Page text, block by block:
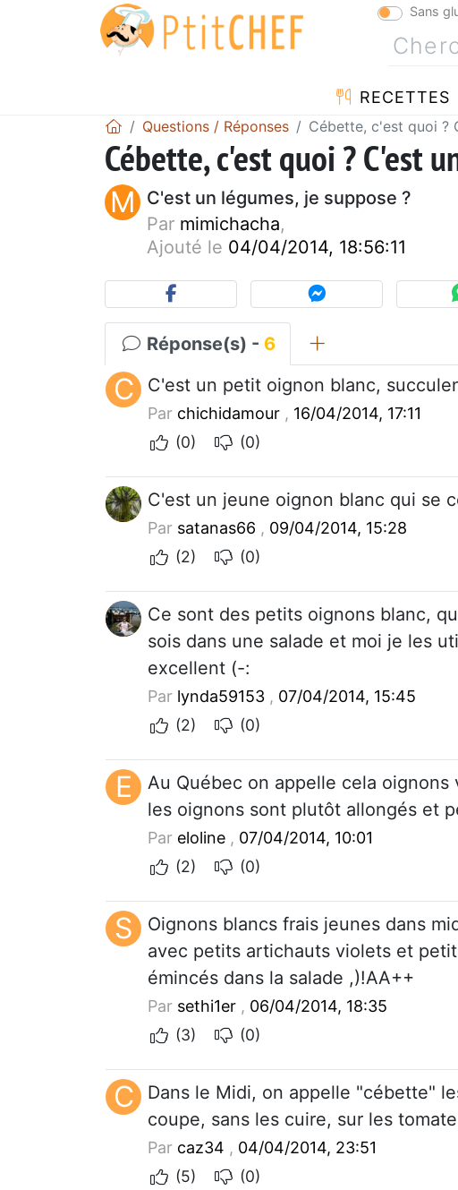
Sans
RECETTES
Questions / Réponses Cébette, c'est quoi ?
Cébette, c'est quoi ? C'est
M C'est un légumes, je suppose ?
Par mimichacha,
Ajouté le 04/04/2014, 18:56:11
Réponse(s) - 6
C C'est un petit oignon blanc,
Par chichidamour , 16/04/2014, 17:11
(0)
(0)
C'est un jeune oignon blanc qui se
Par satanas66 , 09/04/2014, 15:28
(2)
(0)
Ce sont des petits oignons blanc,
sois dans une salade et moi je les
excellent (-:
Par lynda59153 , 07/04/2014, 15:45
(2)
(0)
E
Au Québec on appelle cela
les oignons sont plutôt allongés et
Par eloline , 07/04/2014, 10:01
(2)
(0)
S
Oignons blancs frais jeunes dans
avec petits artichauts violets et
émincés dans la salade ,)!AA++
Par sethi1er , 06/04/2014, 18:35
(3)
(0)
C
Dans le Midi, on appelle "cébette"
coupe, sans les cuire, sur les
Par caz34 , 04/04/2014, 23:51
(5)
(0)